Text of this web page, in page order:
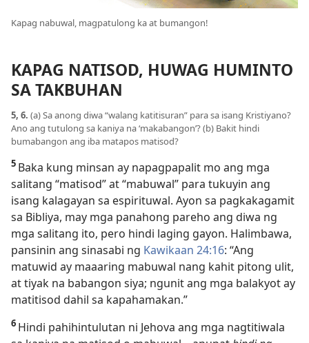
Kapag nabuwal, magpatulong ka at bumangon!
KAPAG NATISOD, HUWAG HUMINTO
SA TAKBUHAN
5, 6. (a) Sa anong diwa “walang katitisuran” para sa isang Kristiyano?
Ano ang tutulong sa kaniya na ‘makabangon’? (b) Bakit hindi
bumabangon ang iba matapos matisod?
5 Baka kung minsan ay napagpapalit mo ang mga
salitang “matisod” at “mabuwal” para tukuyin ang
isang kalagayan sa espirituwal. Ayon sa pagkakagamit
sa Bibliya, may mga panahong pareho ang diwa ng
mga salitang ito, pero hindi laging gayon. Halimbawa,
pansinin ang sinasabi ng Kawikaan 24:16: “Ang
matuwid ay maaaring mabuwal nang kahit pitong ulit,
at tiyak na babangon siya; ngunit ang mga balakyot ay
matitisod dahil sa kapahamakan.”
6 Hindi pahihintulutan ni Jehova ang mga nagtitiwala